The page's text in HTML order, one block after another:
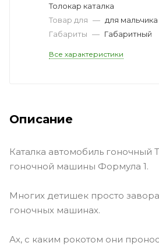
Толокар каталка
Товар для — для мальчика
Габариты — Габаритный
Все характеристики
Описание
Каталка автомобиль гоночный
гоночной машины Формула 1.
Многих детишек просто
гоночных машинах.
Ах, с каким рокотом они